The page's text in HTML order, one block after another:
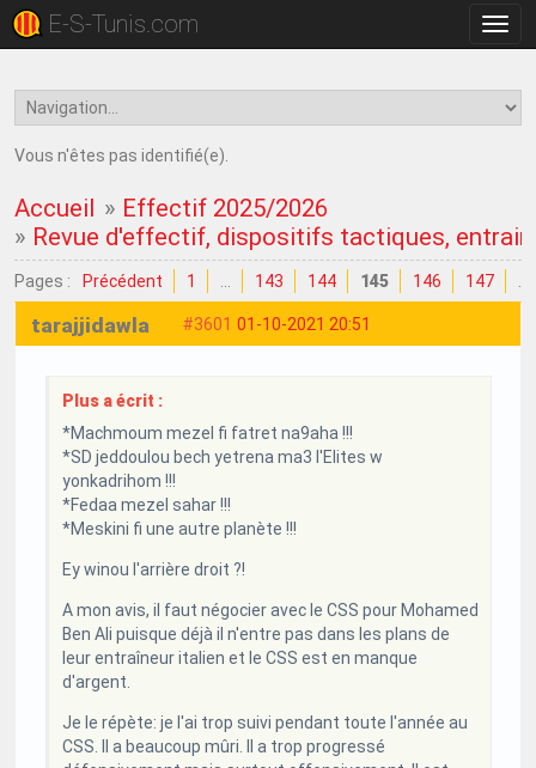
la
E-S-Tunis.com
Vous n'êtes pas identifié(e).
Accueil » Effectif 2025/2026
» Revue d'effectif, dispositifs tactiques,
Pages : Précédent 1 143 144 145 146 147
#3601 01-10-2021 20:51
tarajjidawla
Plus a écrit :
*Machmoum mezel fi fatret na9aha !!!
*SD jeddoulou bech yetrena ma3 l'Elites w
yonkadrihom !!!
*Fedaa mezel sahar !!!
*Meskini fi une autre planète !!!
Ey winou l'arrière droit ?!
A mon avis, il faut négocier avec le CSS pour Mohamed
Ben Ali puisque déjà il n'entre pas dans les plans de
leur entraîneur italien et le CSS est en manque
d'argent.
Je le répète: je l'ai trop suivi pendant toute l'année au
CSS. Il a beaucoup mûri. Il a trop progressé